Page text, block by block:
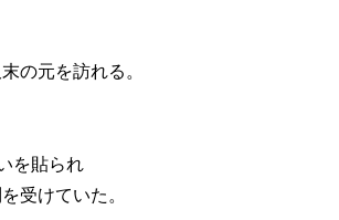
の元を訪れる。
を貼られ
受けていた。